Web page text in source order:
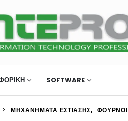
SOFTWARE
ΜΗΧΑΝΉΜΑΤΑ ΕΣΤΊΑΣΗΣ, ΦΟΎΡΝΟΙ